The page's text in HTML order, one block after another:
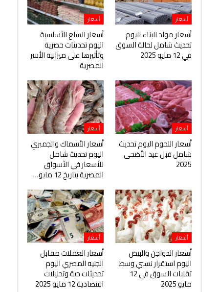
أسعار
أسعار مواد البناء اليوم
تحديث شامل لحالة السوق
في 12 مايو 2025
أسعار
أسعار السلع الأساسية
اليوم تحديثات حصرية
وتأثيرها على ميزانية الأسر
المصرية
أسعار
أسعار اللحوم اليوم تحديث
شامل قبل عيد الأضحى
2025
أسعار
أسعار الأسماك والجمبري
اليوم تحديث شامل
للأسعار في الأسواق
المصرية بتاريخ 12 مايو…
أسعار
أسعار الدواجن والبيض
اليوم استقرار نسبي وسط
تقلبات السوق في 12
مايو 2025
أسعار
أسعار العملات مقابل
الجنيه المصري اليوم
تحديثات حية وتحليلات
اقتصادية 12 مايو 2025